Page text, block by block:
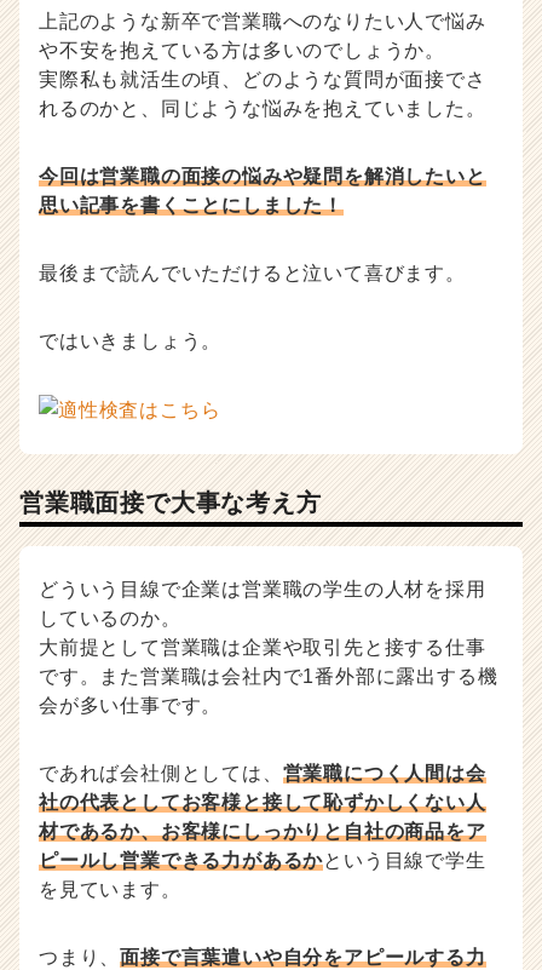
業
か
ら
ス
カ
ト
が
届
就
イ
ア
リ
ア
（C
e
r
C
a
e
r）
上記のような新卒で営業職へのなりたい人で悩み
や不安を抱えている方は多いのでしょうか。
実際私も就活生の頃、どのような質問が面接でさ
れるのかと、同じような悩みを抱えていました。
今回は営業職の面接の悩みや疑問を解消したいと
思い記事を書くことにしました！
最後まで読んでいただけると泣いて喜びます。
ではいきましょう。
営業職面接で大事な考え方
どういう目線で企業は営業職の学生の人材を採用
しているのか。
大前提として営業職は企業や取引先と接する仕事
です。また営業職は会社内で1番外部に露出する機
会が多い仕事です。
であれば会社側としては、 営業職につく人間は会
社の代表としてお客様と接して恥ずかしくない人
材であるか、お客様にしっかりと自社の商品をア
ピールし営業できる力があるかという目線で学生
を見ています。
つまり、面接で言葉遣いや自分をアピールする力